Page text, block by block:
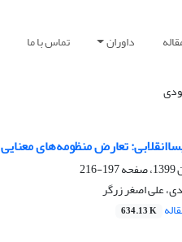
داوران تماس با ما
تعارض منظومه‌های معنایی
197-216
علی اصغر زرگر
634.13 K